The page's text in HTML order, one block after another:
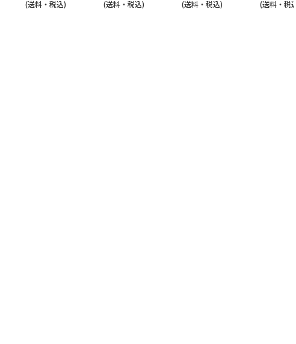
(送料・税込) (送料・税込) (送料・税込) (送料・税込)